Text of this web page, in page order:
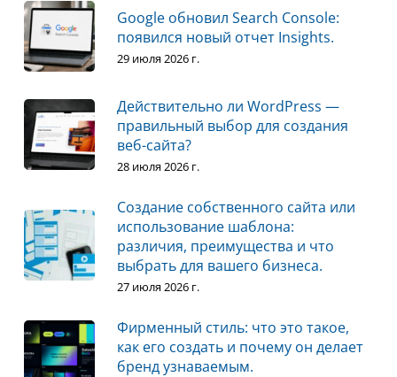
Google обновил Search Console:
появился новый отчет Insights.
29 июля 2026 г.
Действительно ли WordPress —
правильный выбор для создания
веб-сайта?
28 июля 2026 г.
Создание собственного сайта или
использование шаблона:
различия, преимущества и что
выбрать для вашего бизнеса.
27 июля 2026 г.
Фирменный стиль: что это такое,
как его создать и почему он делает
бренд узнаваемым.